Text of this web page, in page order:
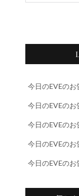
今日のEVEのお
今日のEVEのお
今日のEVEのお
今日のEVEのお
今日のEVEのお